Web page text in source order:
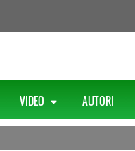
VIDEO AUTORI